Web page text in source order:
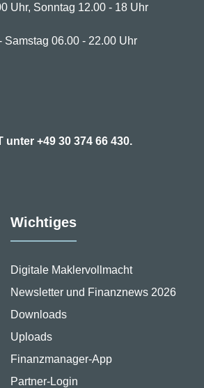
Uhr, Sonntag 12.00 - 18 Uhr
06.00 - 22.00 Uhr
unter +49 30 374 66 430.
Wichtiges
Digitale Maklervollmacht
Newsletter und Finanznews 2026
Downloads
Uploads
Finanzmanager-App
Partner-Login